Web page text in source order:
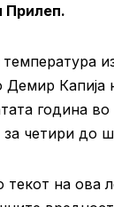
Прилеп.
температура
Демир Капија
година
четири до
на ова